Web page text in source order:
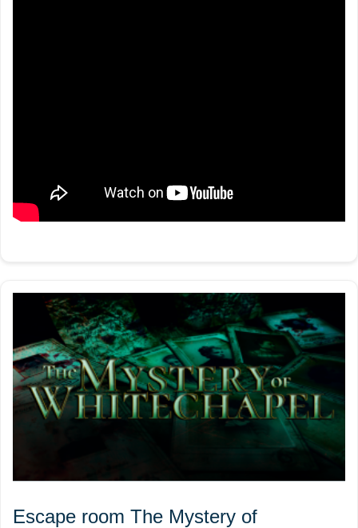
Escape room The Mystery of